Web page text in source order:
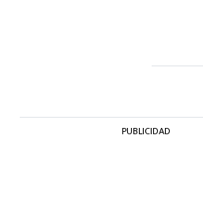
PUBLICIDAD